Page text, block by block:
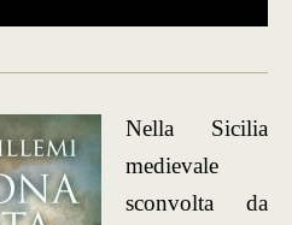
Nella Sicilia
medievale
sconvolta da